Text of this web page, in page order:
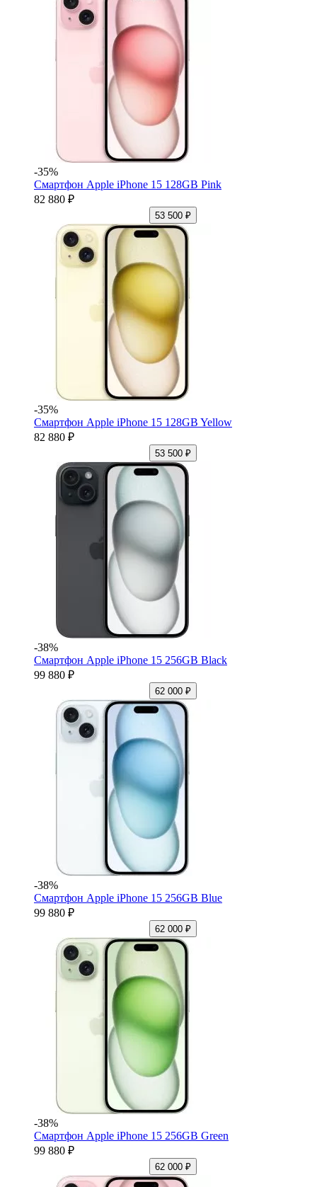
-35%
Смартфон Apple iPhone 15 128GB Pink
82 880 ₽
53 500 ₽
-35%
Смартфон Apple iPhone 15 128GB Yellow
82 880 ₽
53 500 ₽
-38%
Смартфон Apple iPhone 15 256GB Black
99 880 ₽
62 000 ₽
-38%
Смартфон Apple iPhone 15 256GB Blue
99 880 ₽
62 000 ₽
-38%
Смартфон Apple iPhone 15 256GB Green
99 880 ₽
62 000 ₽